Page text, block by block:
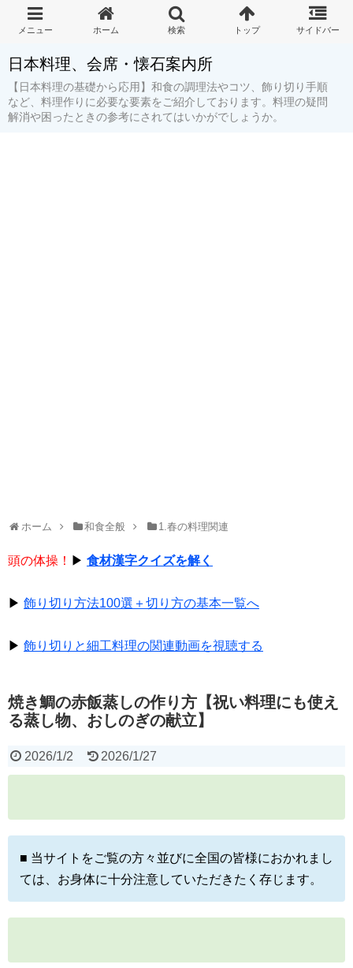
日本料理、会席・懐石案内所
【日本料理の基礎から応用】和食の調理法やコツ、飾り切り手順
など、料理作りに必要な要素をご紹介しております。料理の疑問
解消や困ったときの参考にされてはいかがでしょうか。
ホーム 和食全般 1.春の料理関連
頭の体操！ ▶ 食材漢字クイズを解く
▶ 飾り切り方法100選＋切り方の基本一覧へ
▶ 飾り切りと細工料理の関連動画を視聴する
焼き鯛の赤飯蒸しの作り方【祝い料理にも使え
る蒸し物、おしのぎの献立】
2026/1/2 2026/1/27
■ 当サイトをご覧の方々並びに全国の皆様におかれまし
ては、お身体に十分注意していただきたく存じます。